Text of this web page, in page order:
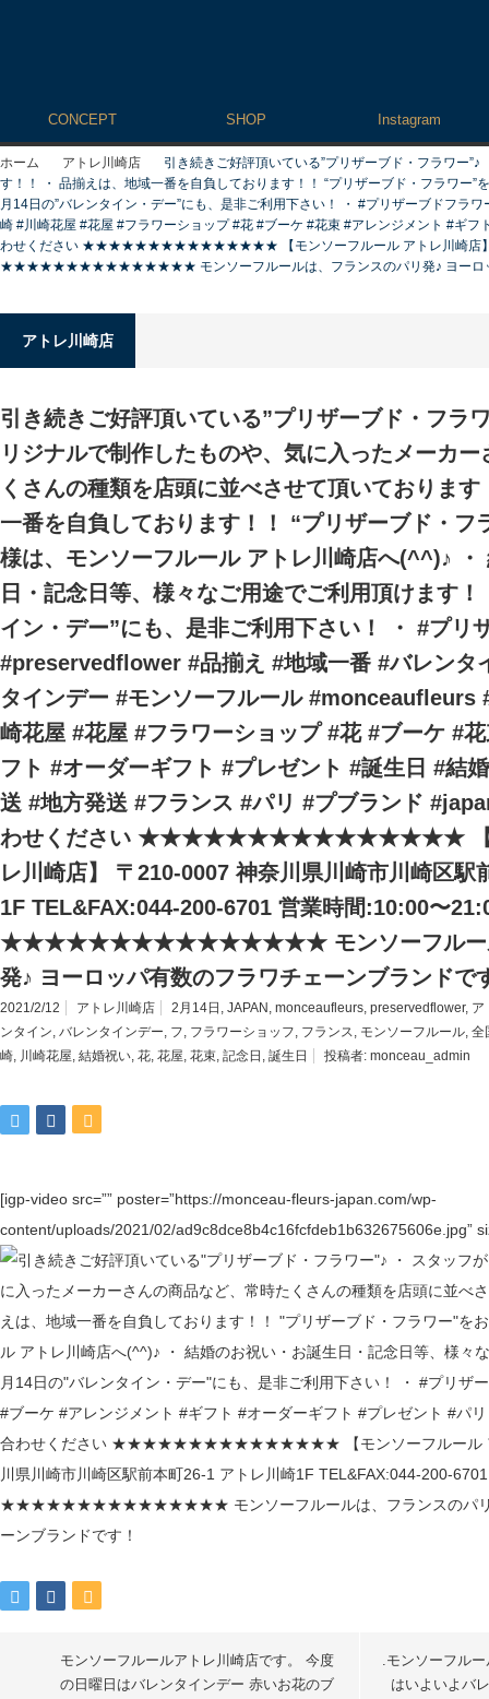
CONCEPT SHOP Instagram
ホーム アトレ川崎店
引き続きご好評頂いている”プリザーブド・フラワー
す！！ ・ 品揃えは、地域一番を自負しております！！ “プリザーブド・フラワー
月14日の”バレンタイン・デー”にも、是非ご利用下さい！ ・ #プリザーブドフ
崎 #川崎花屋 #花屋 #フラワーショップ #花 #ブーケ #花束 #アレンジメント #ギ
わせください ★★★★★★★★★★★★★★★ 【モンソーフルール アトレ川崎店】 〒
★★★★★★★★★★★★★★★ モンソーフルールは、フランスのパリ発♪ ヨーロッ
アトレ川崎店
引き続きご好評頂いている”プリザーブド・フラ
リジナルで制作したものや、気に入ったメーカ
くさんの種類を店頭に並べさせて頂いておりま
一番を自負しております！！ “プリザーブド・フ
様は、モンソーフルール アトレ川崎店へ(^^)♪ ・
日・記念日等、様々なご用途でご利用頂けます
イン・デー”にも、是非ご利用下さい！ ・ #プリ
#preservedflower #品揃え #地域一番 #バレンタ
タインデー #モンソーフルール #monceaufleurs
崎花屋 #花屋 #フラワーショップ #花 #ブーケ #
フト #オーダーギフト #プレゼント #誕生日 #結
送 #地方発送 #フランス #パリ #プブランド
わせください ★★★★★★★★★★★★★★★ 【モ
レ川崎店】 〒210-0007 神奈川県川崎市川崎区駅
1F TEL&FAX:044-200-6701 営業時間:10:00〜
★★★★★★★★★★★★★★★ モンソーフルール
発♪ ヨーロッパ有数のフラワチェーンブランドで
2021/2/12 アトレ川崎店 2月14日 , JAPAN , monceaufleurs, preservedflower, ア
ンタイン, バレンタインデー, フ, フラワーショッフ, フランス, モンソーフルール, 全
崎, 川崎花屋, 結婚祝い, 花, 花屋, 花束, 記念日 , 誕生日 投稿者: monceau_admin
[igp-video src=”” poster=”https://monceau-fleurs-japan.com/wp-
content/uploads/2021/02/ad9c8dce8b4c16fcfdeb1b632675606e.jpg”
モンソーフルールアトレ川崎店です。 今度
の日曜日はバレンタインデー️ 赤いお花のブ
.モンソーフル
はいよいよバ